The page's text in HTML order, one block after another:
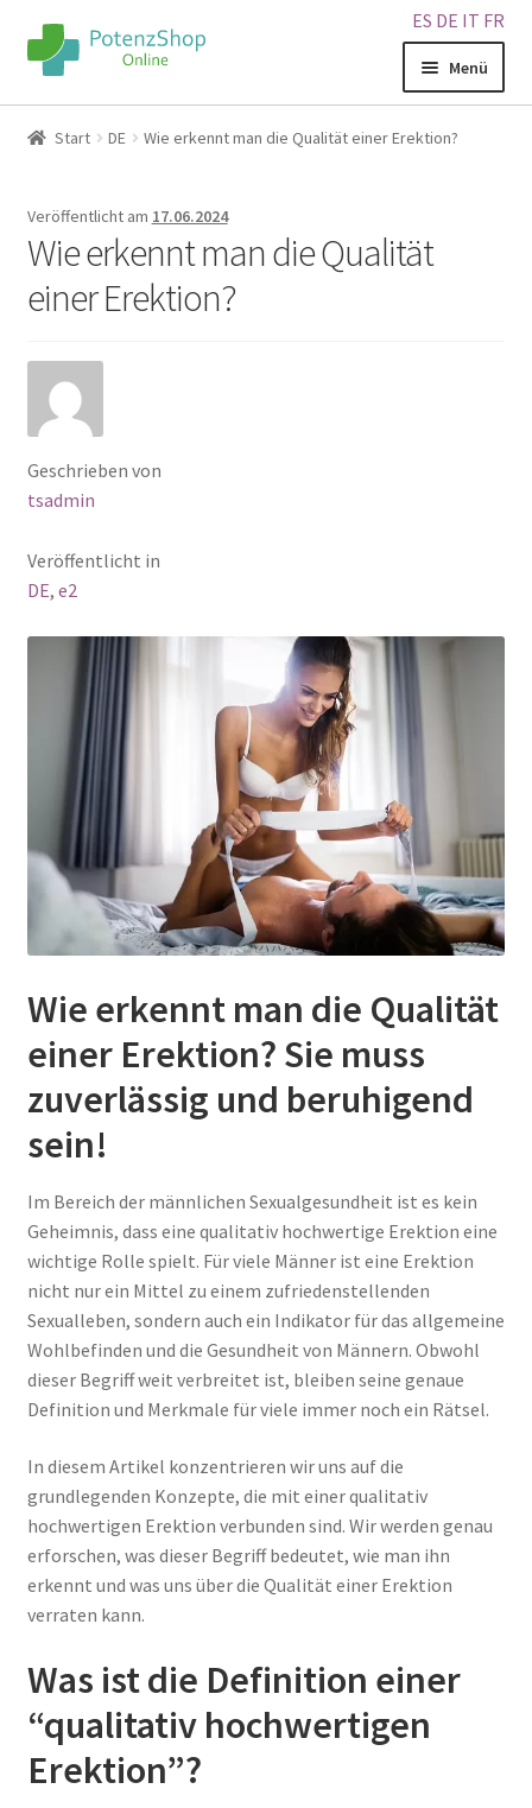
ES DE IT FR
Menü
Home
Über uns
Blog
Sitemap
Warenkorb
Kontakt
Start DE Wie erkennt man die Qualität einer Erektion?
Veröffentlicht am 17.06.2024
Wie erkennt man die Qualität
einer Erektion?
Geschrieben von
tsadmin
Veröffentlicht in
DE, e2
Wie erkennt man die Qualität
einer Erektion? Sie muss
zuverlässig und beruhigend
sein!
Im Bereich der männlichen Sexualgesundheit ist es kein
Geheimnis, dass eine qualitativ hochwertige Erektion eine
wichtige Rolle spielt. Für viele Männer ist eine Erektion
nicht nur ein Mittel zu einem zufriedenstellenden
Sexualleben, sondern auch ein Indikator für das allgemeine
Wohlbefinden und die Gesundheit von Männern. Obwohl
dieser Begriff weit verbreitet ist, bleiben seine genaue
Definition und Merkmale für viele immer noch ein Rätsel.
In diesem Artikel konzentrieren wir uns auf die
grundlegenden Konzepte, die mit einer qualitativ
hochwertigen Erektion verbunden sind. Wir werden genau
erforschen, was dieser Begriff bedeutet, wie man ihn
erkennt und was uns über die Qualität einer Erektion
verraten kann.
Was ist die Definition einer
“qualitativ hochwertigen
Erektion”?